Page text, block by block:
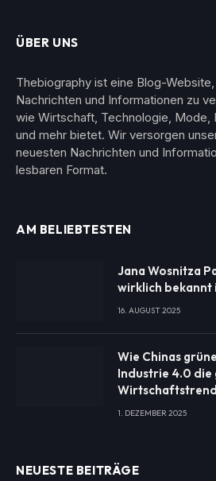
ÜBER UNS
Thebiography ist eine Blog-
Nachrichten und Informationen zu
wie Wirtschaft, Technologie, Mode,
und mehr bietet. Wir versorgen
neuesten Nachrichten und
lesbaren Format.
AM BELIEBTESTEN
Jana Wosnitza
wirklich bekannt
16. AUGUST 2025
Wie Chinas
Industrie 4.0 die
1. DEZEMBER 2025
NEUESTE BEITRÄGE